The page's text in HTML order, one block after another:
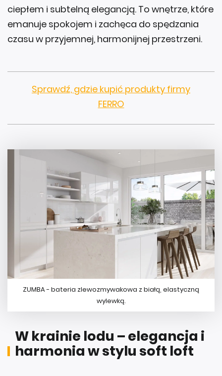
ciepłem i subtelną elegancją. To wnętrze, które
emanuje spokojem i zachęca do spędzania
czasu w przyjemnej, harmonijnej przestrzeni.
Sprawdź, gdzie kupić produkty firmy
FERRO
ZUMBA - bateria zlewozmywakowa z białą, elastyczną
wylewką.
W krainie lodu – elegancja i
harmonia w stylu soft loft